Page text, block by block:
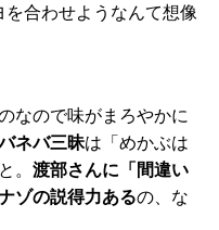
合わせようなんて想像
なので味がまろやかに
ネバ三昧は「めかぶは
。 渡部さんに「間違い
ゾの説得力あるの、な